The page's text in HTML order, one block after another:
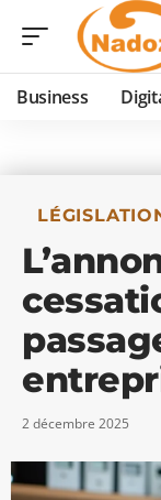
Business
2 décembre 2025